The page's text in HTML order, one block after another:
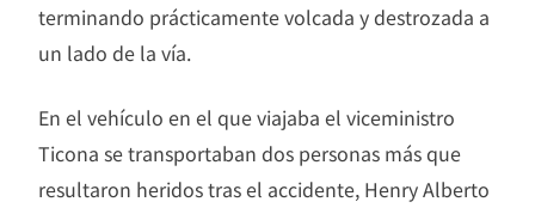
terminando prácticamente volcada y destrozada a
un lado de la vía.
En el vehículo en el que viajaba el viceministro
Ticona se transportaban dos personas más que
resultaron heridos tras el accidente, Henry Alberto